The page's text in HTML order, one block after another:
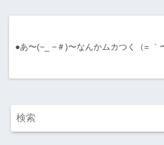
●あ〜(−_ −＃)〜なんかムカつく（= ｀